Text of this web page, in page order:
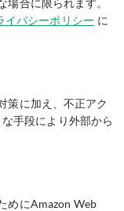
場合に限られます。
イバシーポリシー に
策に加え、不正アク
手段により外部から
めにAmazon Web